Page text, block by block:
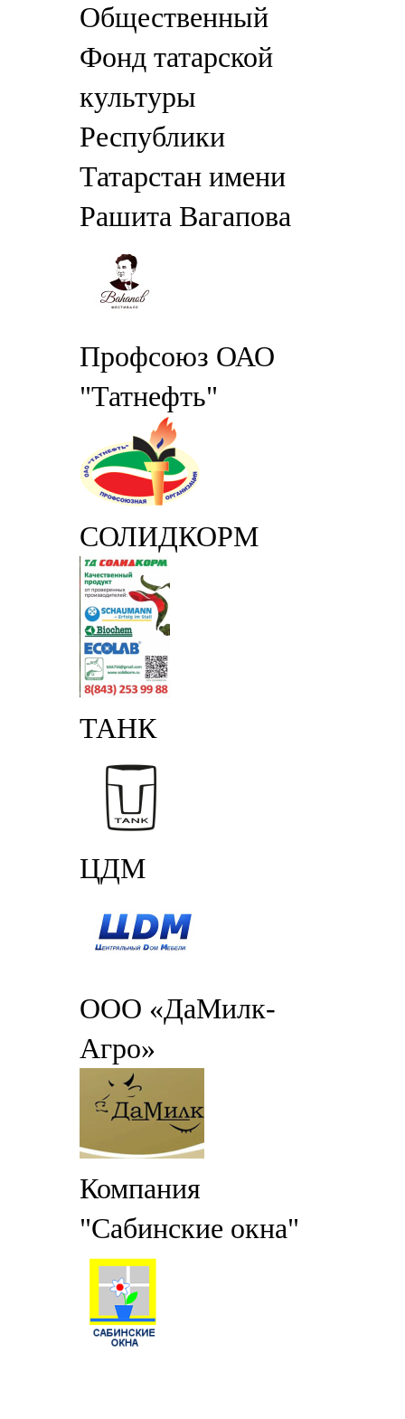
Общественный
Фонд татарской
культуры
Республики
Татарстан имени
Рашита Вагапова
Профсоюз ОАО
"Татнефть"
СОЛИДКОРМ
ТАНК
ЦДМ
ООО «ДаМилк-
Агро»
Компания
"Сабинские окна"